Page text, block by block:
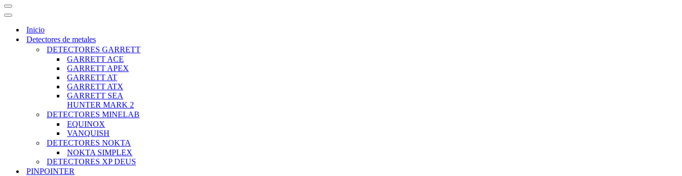
MENÚ
DE
NAVEGACIÓN
MENÚ
DE
NAVEGACIÓN
Inicio
Detectores de metales
DETECTORES GARRETT
GARRETT ACE
GARRETT APEX
GARRETT AT
GARRETT ATX
GARRETT SEA
HUNTER MARK 2
DETECTORES MINELAB
EQUINOX
VANQUISH
DETECTORES NOKTA
NOKTA SIMPLEX
DETECTORES XP DEUS
PINPOINTER